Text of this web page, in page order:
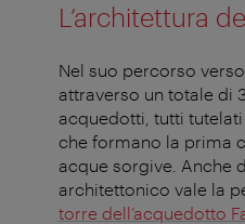
L’architettura
Nel suo percorso
attraverso un totale di
acquedotti, tutti
che formano la prima
acque sorgive. Anche
architettonico vale la
torre dell’acquedotto